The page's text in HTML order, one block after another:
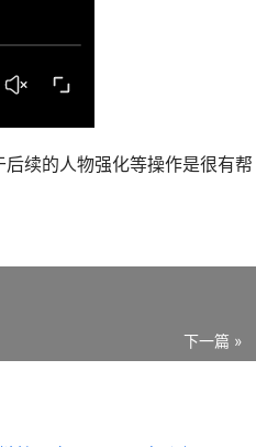
续的人物强化等操作是很有帮
下一篇 »